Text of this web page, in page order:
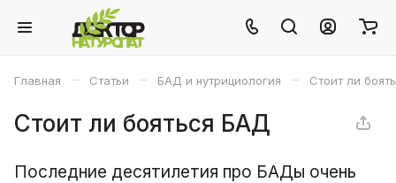
Главная – Статьи – БАД и нутрициология – Стоит ли
Стоит ли бояться БАД
Последние десятилетия про БАДы очень